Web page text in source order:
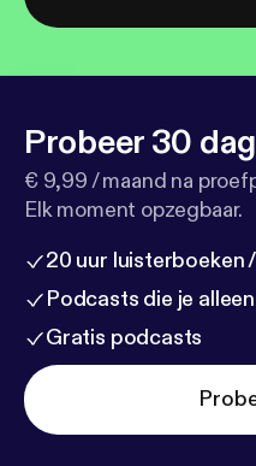
Probeer 30
€ 9,99 / maand na
Elk moment opzegbaar.
20 uur luisterboeken
Podcasts die je
Gratis podcasts